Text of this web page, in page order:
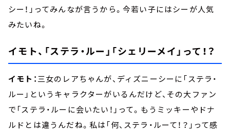
シー！」ってみんなが言うから。今若い子にはシーが人気
みたいね。
イモト、「ステラ・ルー」「シェリーメイ」って！？
イモト：三女のレアちゃんが、ディズニーシーに「ステラ・
ルー」というキャラクターがいるんだけど、その大ファン
で「ステラ・ルーに会いたい！」って。もうミッキーやドナ
ルドとは違うんだね。私は「何、ステラ・ルーて！？」って感